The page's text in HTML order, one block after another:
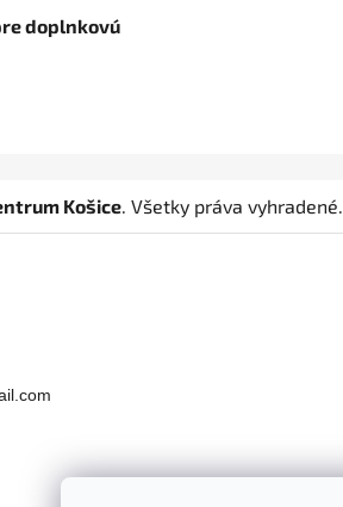
doplnkovú
Košice. Všetky práva vyhradené.